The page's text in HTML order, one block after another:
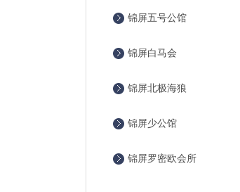
锦屏五号公馆
锦屏白马会
锦屏北极海狼
锦屏少公馆
锦屏罗密欧会所